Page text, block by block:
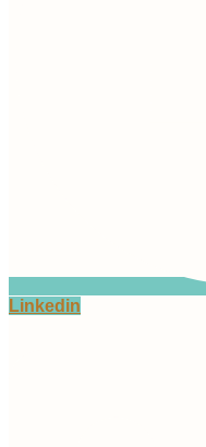
Linkedin